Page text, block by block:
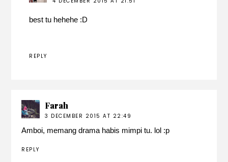
best tu hehehe :D
REPLY
Farah
3 DECEMBER 2015 AT 22:49
Amboi, memang drama habis mimpi tu. lol :p
REPLY